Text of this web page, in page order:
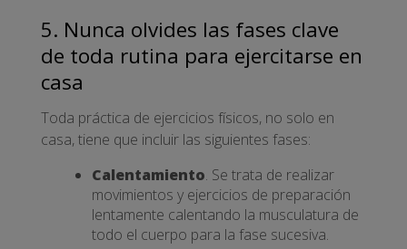
5. Nunca olvides las fases clave
de toda rutina para ejercitarse en
casa
Toda práctica de ejercicios físicos, no solo en
casa, tiene que incluir las siguientes fases:
Calentamiento. Se trata de realizar
movimientos y ejercicios de preparación
lentamente calentando la musculatura de
todo el cuerpo para la fase sucesiva.